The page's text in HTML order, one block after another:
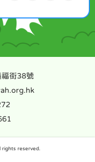
福街38號
rights reserved.